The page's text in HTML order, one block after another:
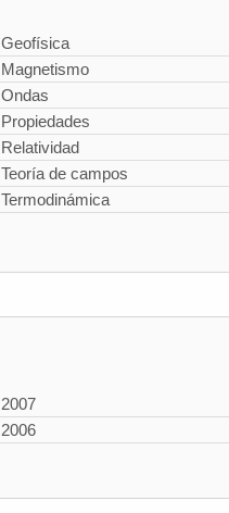
Geofísica
Magnetismo
Ondas
Propiedades
Relatividad
Teoría de campos
Termodinámica
2007
2006